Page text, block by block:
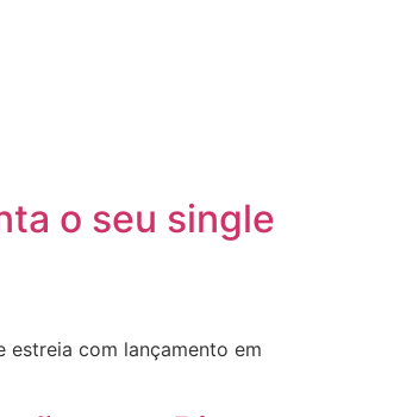
o seu single
estreia com lançamento em